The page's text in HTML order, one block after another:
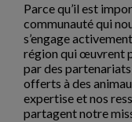
Parce qu’il est
communauté qui
s’engage
région qui œuvrent
par des
offerts à des
expertise et nos
partagent notre